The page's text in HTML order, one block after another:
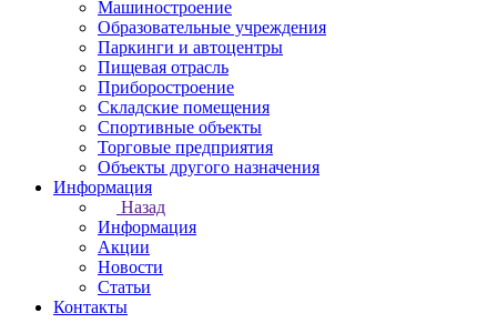
Машиностроение
Образовательные учреждения
Паркинги и автоцентры
Пищевая отрасль
Приборостроение
Складские помещения
Спортивные объекты
Торговые предприятия
Объекты другого назначения
Информация
Назад
Информация
Акции
Новости
Статьи
Контакты